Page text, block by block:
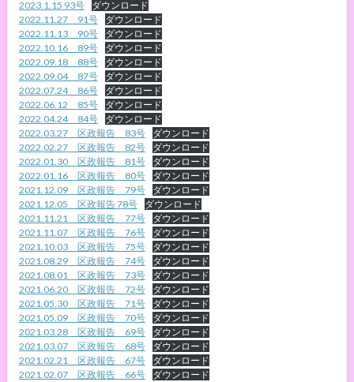
2023.1.15 93号
ダウンロード
2022.11.27 91号
ダウンロード
2022.11.13 90号
ダウンロード
2022.10.16 89号
ダウンロード
2022.09.18 88号
ダウンロード
2022.09.04 87号
ダウンロード
2022.07.24 86号
ダウンロード
2022.06.12 85号
ダウンロード
2022.04.24 84号
ダウンロード
2022.03.27 区政報告 83号
ダウンロード
2022.02.27 区政報告 82号
ダウンロード
2022.01.30 区政報告 81号
ダウンロード
2022.01.16 区政報告 80号
ダウンロード
2021.12.09 区政報告 79号
ダウンロード
2021.12.05 区政報告 78号
ダウンロード
2021.11.21 区政報告 77号
ダウンロード
2021.11.07 区政報告 76号
ダウンロード
2021.10.03 区政報告 75号
ダウンロード
2021.08.29 区政報告 74号
ダウンロード
2021.08.01 区政報告 73号
ダウンロード
2021.06.20 区政報告 72号
ダウンロード
2021.05.30 区政報告 71号
ダウンロード
2021.05.09 区政報告 70号
ダウンロード
2021.03.28 区政報告 69号
ダウンロード
2021.03.07 区政報告 68号
ダウンロード
2021.02.21 区政報告 67号
ダウンロード
2021.02.07 区政報告 66号
ダウンロード